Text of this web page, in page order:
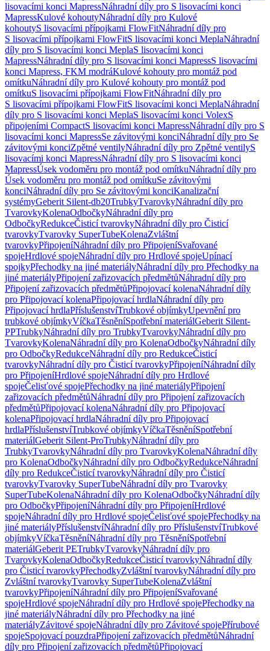
lisovacími konci MapressNáhradní díly pro S lisovacími konci
MapressKulové kohoutyNáhradní díly pro Kulové
kohoutyS lisovacími přípojkami FlowFitNáhradní díly pro
S lisovacími přípojkami FlowFitS lisovacími konci MeplaNáhradní
díly pro S lisovacími konci MeplaS lisovacími konci
MapressNáhradní díly pro S lisovacími konci MapressS lisovacími
konci Mapress, FKM modráKulové kohouty pro montáž pod
omítkuNáhradní díly pro Kulové kohouty pro montáž pod
omítkuS lisovacími přípojkami FlowFitNáhradní díly pro
S lisovacími přípojkami FlowFitS lisovacími konci MeplaNáhradní
díly pro S lisovacími konci MeplaS lisovacími konci VolexS
připojeními CompactS lisovacími konci MapressNáhradní díly pro S
lisovacími konci MapressSe závitovými konciNáhradní díly pro Se
závitovými konciZpětné ventilyNáhradní díly pro Zpětné ventilyS
lisovacími konci MapressNáhradní díly pro S lisovacími konci
MapressÚsek vodoměru pro montáž pod omítkuNáhradní díly pro
Úsek vodoměru pro montáž pod omítkuSe závitovými
konciNáhradní díly pro Se závitovými konciKanalizační
systémyGeberit Silent-db20TrubkyTvarovkyNáhradní díly pro
TvarovkyKolenaOdbočkyNáhradní díly pro
OdbočkyRedukceČisticí tvarovkyNáhradní díly pro Čisticí
tvarovkyTvarovky SuperTubeKolenaZvláštní
tvarovkyPřipojeníNáhradní díly pro PřipojeníSvařované
spojeHrdlové spojeNáhradní díly pro Hrdlové spojeUpínací
spojkyPřechodky na jiné materiályNáhradní díly pro Přechodky na
jiné materiályPřipojení zařizovacích předmětůNáhradní díly pro
Připojení zařizovacích předmětůPřipojovací kolenaNáhradní díly
pro Připojovací kolenaPřipojovací hrdlaNáhradní díly pro
Připojovací hrdlaPříslušenstvíTrubkové objímkyUpevnění pro
trubkové objímkyVíčkaTěsněníSpotřební materiálGeberit Silent-
PPTrubkyNáhradní díly pro TrubkyTvarovkyNáhradní díly pro
TvarovkyKolenaNáhradní díly pro KolenaOdbočkyNáhradní díly
pro OdbočkyRedukceNáhradní díly pro RedukceČisticí
tvarovkyNáhradní díly pro Čisticí tvarovkyPřipojeníNáhradní díly
pro PřipojeníHrdlové spojeNáhradní díly pro Hrdlové
spojeČelisťové spojePřechodky na jiné materiályPřipojení
zařizovacích předmětůNáhradní díly pro Připojení zařizovacích
předmětůPřipojovací kolenaNáhradní díly pro Připojovací
kolenaPřipojovací hrdlaNáhradní díly pro Připojovací
hrdlaPříslušenstvíTrubkové objímkyVíčkaTěsněníSpotřební
materiálGeberit Silent-ProTrubkyNáhradní díly pro
TrubkyTvarovkyNáhradní díly pro TvarovkyKolenaNáhradní díly
pro KolenaOdbočkyNáhradní díly pro OdbočkyRedukceNáhradní
díly pro RedukceČisticí tvarovkyNáhradní díly pro Čisticí
tvarovkyTvarovky SuperTubeNáhradní díly pro Tvarovky
SuperTubeKolenaNáhradní díly pro KolenaOdbočkyNáhradní díly
pro OdbočkyPřipojeníNáhradní díly pro PřipojeníHrdlové
spojeNáhradní díly pro Hrdlové spojeČelisťové spojePřechodky na
jiné materiályPříslušenstvíNáhradní díly pro PříslušenstvíTrubkové
objímkyVíčkaTěsněníNáhradní díly pro TěsněníSpotřební
materiálGeberit PETrubkyTvarovkyNáhradní díly pro
TvarovkyKolenaOdbočkyRedukceČisticí tvarovkyNáhradní díly
pro Čisticí tvarovkyPřechodkyZvláštní tvarovkyNáhradní díly pro
Zvláštní tvarovkyTvarovky SuperTubeKolenaZvláštní
tvarovkyPřipojeníNáhradní díly pro PřipojeníSvařované
spojeHrdlové spojeNáhradní díly pro Hrdlové spojePřechodky na
jiné materiályNáhradní díly pro Přechodky na jiné
materiályZávitové spojeNáhradní díly pro Závitové spojePřírubové
spojeSpojovací pouzdraPřipojení zařizovacích předmětůNáhradní
díly pro Připojení zařizovacích předmětůPřipojovací